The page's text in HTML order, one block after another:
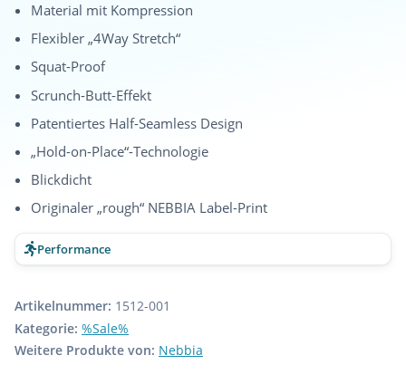
Material mit Kompression
Flexibler „4Way Stretch“
Squat-Proof
Scrunch-Butt-Effekt
Patentiertes Half-Seamless Design
„Hold-on-Place“-Technologie
Blickdicht
Originaler „rough“ NEBBIA Label-Print
Performance
Artikelnummer: 1512-001
Kategorie: %Sale%
Weitere Produkte von: Nebbia